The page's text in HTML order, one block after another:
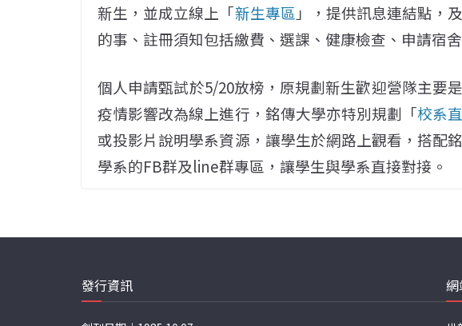
新生，並成立線上「新生專區 」，提供訊息連結點，
的事、註冊須知包括繳費、選課、健康檢查、申請宿
個人申請甄試於5/20放榜，原規劃新生歡迎營隊主要
疫情影響改為線上進行，銘傳大學亦特別規劃「校系
或投影片說明學系資源，讓學生於網路上觀看，搭配
學系的FB群及line群專區，讓學生與學系直接對接。
發行資訊 網